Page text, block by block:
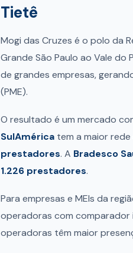
Tietê
Mogi das Cruzes é o polo da
Grande São Paulo ao Vale
de grandes empresas,
(PME).
O resultado é um mercado
SulAmérica tem a maior
prestadores. A Bradesco
1.226 prestadores.
Para empresas e MEIs da
operadoras com comparador
operadoras têm maior